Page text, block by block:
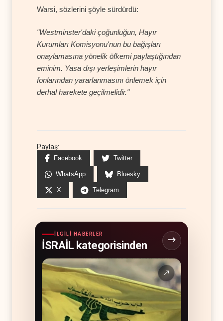
Warsi, sözlerini şöyle sürdürdü:
"Westminster'daki çoğunluğun, Hayır
Kurumları Komisyonu'nun bu bağışları
onaylamasına yönelik öfkemi paylaştığından
eminim. Yasa dışı yerleşimlerin hayır
fonlarından yararlanmasını önlemek için
derhal harekete geçilmelidir."
Paylaş:
Facebook Twitter
WhatsApp Bluesky
X Telegram
İLGILI HABERLER
İSRAİL kategorisinden
↗